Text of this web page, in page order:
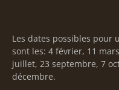
Les dates possibles pour
sont les: 4 février, 11
juillet, 23 septembre, 7
décembre.